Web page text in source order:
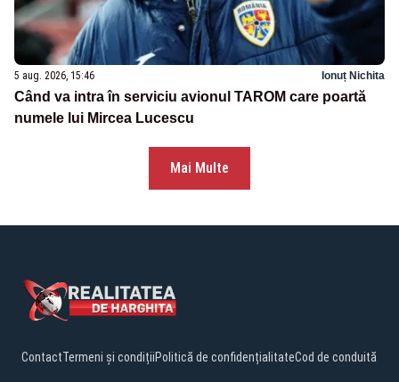
5 aug. 2026, 15:46 Ionuț Nichita
Când va intra în serviciu avionul TAROM care poartă
numele lui Mircea Lucescu
Mai Multe
ContactTermeni și condițiiPolitică de confidențialitateCod de conduită